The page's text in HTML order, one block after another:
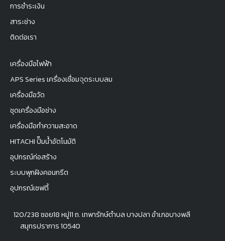
การชำระเงิน
สาระช่าง
ติดต่อเรา
เครื่องมือไฟฟ้า
APS Series เครื่องเชื่อมจุดระบบลม
เครื่องมือวัด
ชุดเครื่องมือช่าง
เครื่องมือทำความสะอาด
HITACHI ปั๊มน้ำอัตโนมัติ
อุปกรณ์ก่อสร้าง
ระบบพุกฝังคอนกรีต
อุปกรณ์เซฟตี้
120/238 ซอย18 หมู่11 ถ. เทพารักษ์ตำบล บางปลา อำเภอบางพลี
สมุทรปราการ 10540